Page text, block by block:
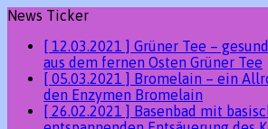
News Ticker
[ 12.03.2021 ] Grüner Tee –
aus dem fernen Osten Grüner Tee
[ 05.03.2021 ] Bromelain – ein
den Enzymen Bromelain
[ 26.02.2021 ] Basenbad mit